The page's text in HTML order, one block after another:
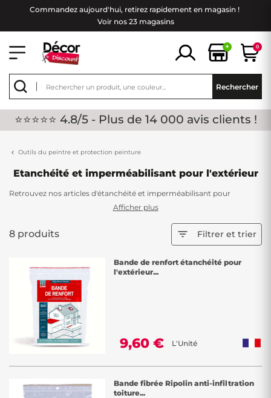
Commandez aujourd'hui, retirez rapidement en magasin !
Voir nos 23 magasins
+ 0
Rechercher
⭐⭐⭐⭐⭐ 4.8/5 - Plus de 14 000 avis clients !
Outils du peintre et protection peinture
Etanchéité et imperméabilisant pour l'extérieur
Retrouvez nos articles d'étanchéité et imperméabilisant pour
l'extérieur. Que ce soit pour votre toiture ou votre terrasse, nos
le faire, les extérieurs sont directement exposés aux intempéries.
N'attendez plus, de nombreux coloris sont disponibles pour vous.
Afficher plus
8 produits  Filtrer et trier
Bande de renfort étanchéité pour
l'extérieur...
9,60 € L'Unité
Bande fibrée Ripolin anti-infiltration
toiture...